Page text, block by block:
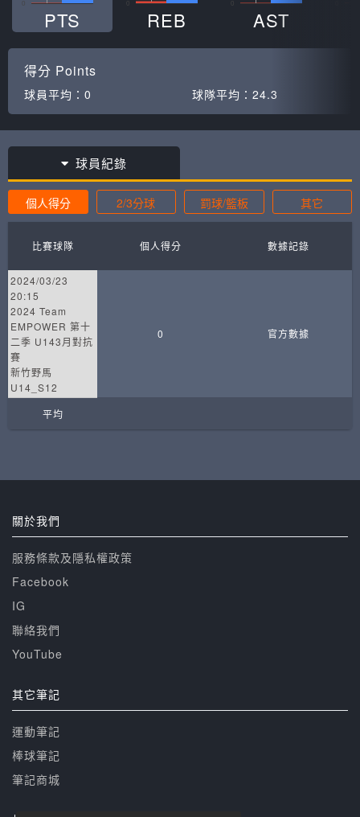
PTS REB AST
得分 Points
球員平均： 0 球隊平均： 24.3
球員紀錄
個人得分 2/3分球 罰球/籃板 其它
比賽球隊 個人得分 數據記錄
2024/03/23
20:15
2024 Team
EMPOWER 第十
二季 U143月對抗
賽
新竹野馬
U14_S12
0 官方數據
平均
關於我們
服務條款及隱私權政策
Facebook
IG
聯絡我們
YouTube
其它筆記
運動筆記
棒球筆記
筆記商城